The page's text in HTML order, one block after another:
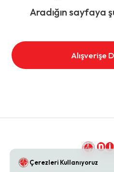
Aradığın sayfaya
Alışverişe
Çerezleri Kullanıyoruz